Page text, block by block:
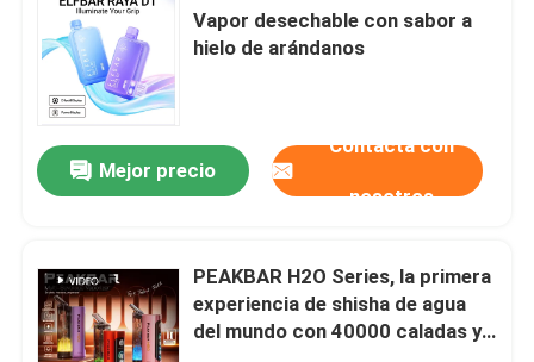
Inicio
Vapor desechable con sabor a
hielo de arándanos
Mejor precio
Contacta con
nosotros
PEAKBAR H2O Series, la primera
experiencia de shisha de agua
del mundo con 40000 caladas y